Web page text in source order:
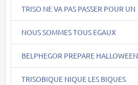
TRISO NE VA PAS PASSER POUR UN
NOUS SOMMES TOUS EGAUX
BELPHEGOR PREPARE HALLOWEEN
TRISOBIQUE NIQUE LES BIQUES